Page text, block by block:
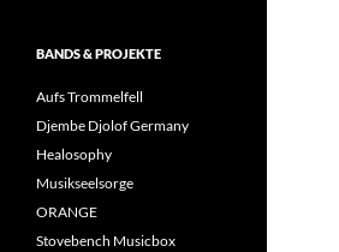
BANDS & PROJEKTE
Aufs Trommelfell
Djembe Djolof Germany
Healosophy
Musikseelsorge
ORANGE
Stovebench Musicbox